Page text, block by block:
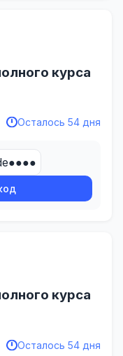
курса
Осталось 54 дня
курса
Осталось 54 дня